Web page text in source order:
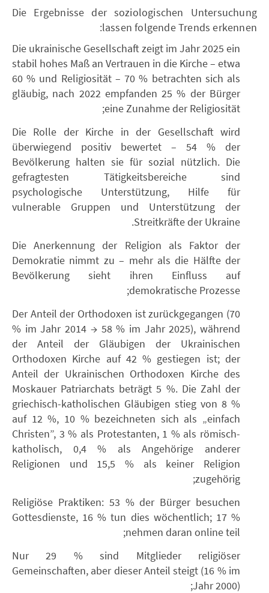
Die Ergebnisse der soziologischen Untersuchung
lassen folgende Trends erkennen:
Die ukrainische Gesellschaft zeigt im Jahr 2025 ein
stabil hohes Maß an Vertrauen in die Kirche – etwa
60 % und Religiosität – 70 % betrachten sich als
gläubig, nach 2022 empfanden 25 % der Bürger
eine Zunahme der Religiosität;
Die Rolle der Kirche in der Gesellschaft wird
überwiegend positiv bewertet – 54 % der
Bevölkerung halten sie für sozial nützlich. Die
gefragtesten Tätigkeitsbereiche sind
psychologische Unterstützung, Hilfe für
vulnerable Gruppen und Unterstützung der
Streitkräfte der Ukraine.
Die Anerkennung der Religion als Faktor der
Demokratie nimmt zu – mehr als die Hälfte der
Bevölkerung sieht ihren Einfluss auf
demokratische Prozesse;
Der Anteil der Orthodoxen ist zurückgegangen (70
% im Jahr 2014 → 58 % im Jahr 2025), während
der Anteil der Gläubigen der Ukrainischen
Orthodoxen Kirche auf 42 % gestiegen ist; der
Anteil der Ukrainischen Orthodoxen Kirche des
Moskauer Patriarchats beträgt 5 %. Die Zahl der
griechisch-katholischen Gläubigen stieg von 8 %
auf 12 %, 10 % bezeichneten sich als „einfach
Christen”, 3 % als Protestanten, 1 % als römisch-
katholisch, 0,4 % als Angehörige anderer
Religionen und 15,5 % als keiner Religion
zugehörig;
Religiöse Praktiken: 53 % der Bürger besuchen
Gottesdienste, 16 % tun dies wöchentlich; 17 %
nehmen daran online teil;
Nur 29 % sind Mitglieder religiöser
Gemeinschaften, aber dieser Anteil steigt (16 % im
Jahr 2000);